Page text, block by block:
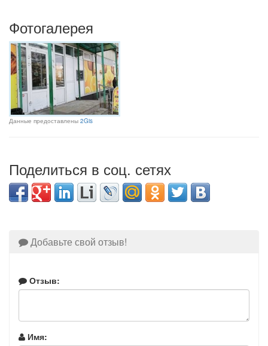
Фотогалерея
Данные предоставлены 2Gis
Поделиться в соц. сетях
Добавьте свой отзыв!
Отзыв:
Имя: